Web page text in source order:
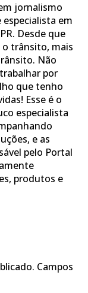
jornalismo
em
Desde que
o trânsito, mais
Não
por
que tenho
Esse é o
especialista
e as
pelo Portal
produtos e
Campos